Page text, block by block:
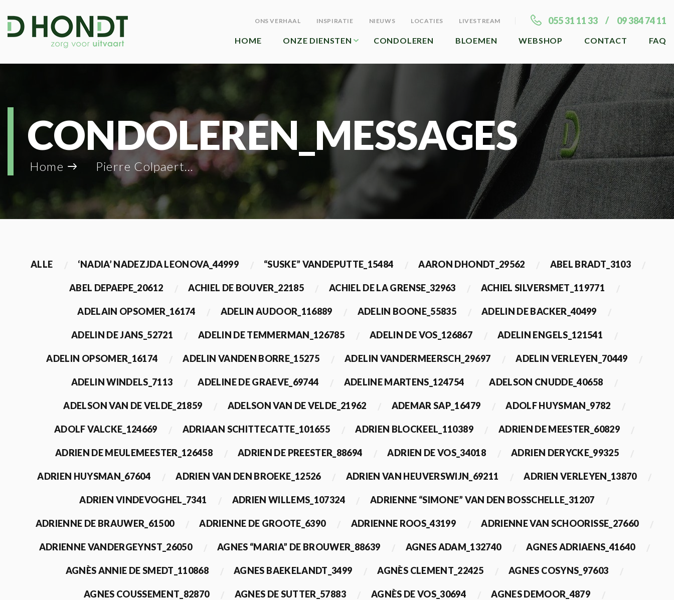
ONS VERHAAL INSPIRATIE NIEUWS LOCATIES LIVESTREAM 055 31 11 33 09 384 74 11
HOME ONZE DIENSTEN CONDOLEREN BLOEMEN WEBSHOP CONTACT FAQ
CONDOLEREN_MESSAGES
Home Pierre Colpaert_73502
ALLE ‘NADIA’ NADEZJDA LEONOVA_44999 “SUSKE” VANDEPUTTE_15484 AARON DHONDT_29562 ABEL BRADT_3103
ABEL DEPAEPE_20612 ACHIEL DE BOUVER_22185 ACHIEL DE LA GRENSE_32963 ACHIEL SILVERSMET_119771
ADELAIN OPSOMER_16174 ADELIN AUDOOR_116889 ADELIN BOONE_55835 ADELIN DE BACKER_40499
ADELIN DE JANS_52721 ADELIN DE TEMMERMAN_126785 ADELIN DE VOS_126867 ADELIN ENGELS_121541
ADELIN OPSOMER_16174 ADELIN VANDEN BORRE_15275 ADELIN VANDERMEERSCH_29697 ADELIN VERLEYEN_70449
ADELIN WINDELS_7113 ADELINE DE GRAEVE_69744 ADELINE MARTENS_124754 ADELSON CNUDDE_40658
ADELSON VAN DE VELDE_21859 ADELSON VAN DE VELDE_21962 ADEMAR SAP_16479 ADOLF HUYSMAN_9782
ADOLF VALCKE_124669 ADRIAAN SCHITTECATTE_101655 ADRIEN BLOCKEEL_110389 ADRIEN DE MEESTER_60829
ADRIEN DE MEULEMEESTER_126458 ADRIEN DE PREESTER_88694 ADRIEN DE VOS_34018 ADRIEN DERYCKE_99325
ADRIEN HUYSMAN_67604 ADRIEN VAN DEN BROEKE_12526 ADRIEN VAN HEUVERSWIJN_69211 ADRIEN VERLEYEN_13870
ADRIEN VINDEVOGHEL_7341 ADRIEN WILLEMS_107324 ADRIENNE “SIMONE” VAN DEN BOSSCHELLE_31207
ADRIENNE DE BRAUWER_61500 ADRIENNE DE GROOTE_6390 ADRIENNE ROOS_43199 ADRIENNE VAN SCHOORISSE_27660
ADRIENNE VANDERGEYNST_26050 AGNES “MARIA” DE BROUWER_88639 AGNES ADAM_132740 AGNES ADRIAENS_41640
AGNÈS ANNIE DE SMEDT_110868 AGNES BAEKELANDT_3499 AGNÈS CLEMENT_22425 AGNES COSYNS_97603
AGNES COUSSEMENT_82870 AGNES DE SUTTER_57883 AGNÈS DE VOS_30694 AGNES DEMOOR_4879